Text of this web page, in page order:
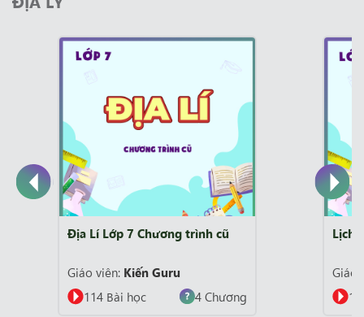
trình cũ
4 Chương
Lịch Sử & Địa Lí Lớp 7
155 Bài học
10 Chương